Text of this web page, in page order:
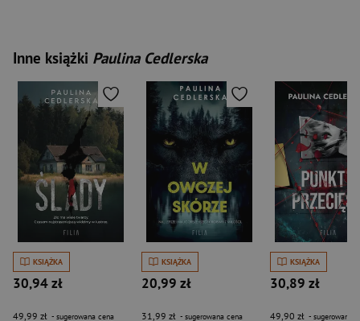
Inne książki Paulina Cedlerska
KSIĄŻKA
30,94 zł
49,99 zł - sugerowana cena
KSIĄŻKA
20,99 zł
31,99 zł - sugerowana cena
KSIĄŻKA
30,89 zł
49,90 zł - sugerowana